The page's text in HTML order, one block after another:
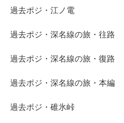
過去ポジ・江ノ電
過去ポジ・深名線の旅・往路
過去ポジ・深名線の旅・復路
過去ポジ・深名線の旅・本編
過去ポジ・碓氷峠